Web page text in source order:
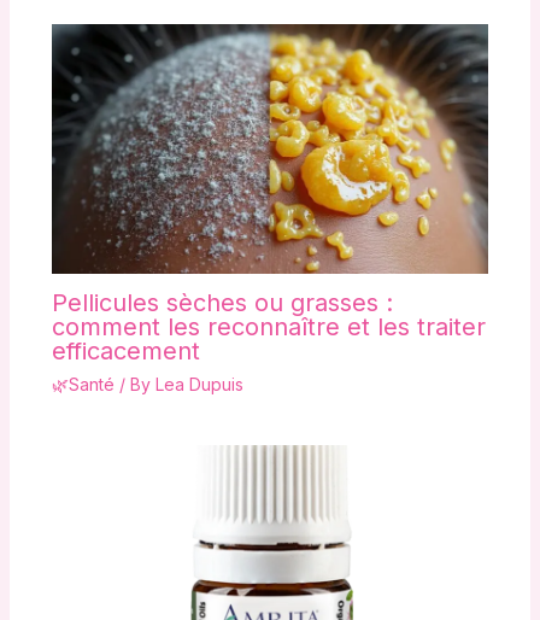
Pellicules sèches ou grasses :
comment les reconnaître et les traiter
efficacement
🌿Santé / By Lea Dupuis